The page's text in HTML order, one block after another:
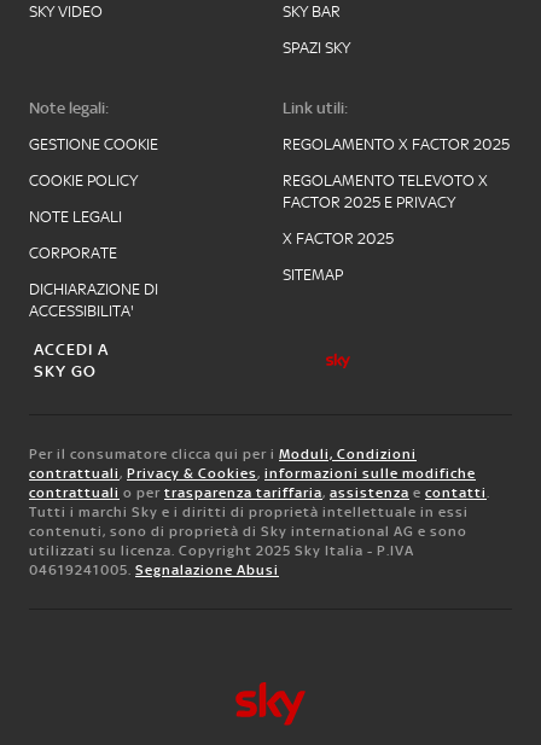
SKY VIDEO
SKY BAR
SPAZI SKY
Note legali:
GESTIONE COOKIE
COOKIE POLICY
NOTE LEGALI
CORPORATE
DICHIARAZIONE DI
ACCESSIBILITA'
Link utili:
REGOLAMENTO X FACTOR 2025
REGOLAMENTO TELEVOTO X
FACTOR 2025 E PRIVACY
X FACTOR 2025
SITEMAP
ACCEDI A
SKY GO
Per il consumatore clicca qui per i Moduli, Condizioni
contrattuali, Privacy & Cookies, informazioni sulle modifiche
contrattuali o per trasparenza tariffaria, assistenza e contatti.
Tutti i marchi Sky e i diritti di proprietà intellettuale in essi
contenuti, sono di proprietà di Sky international AG e sono
utilizzati su licenza. Copyright 2025 Sky Italia - P.IVA
04619241005. Segnalazione Abusi